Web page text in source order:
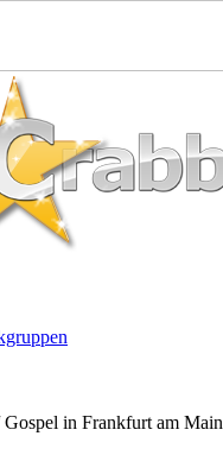
Gospel in Frankfurt am Main